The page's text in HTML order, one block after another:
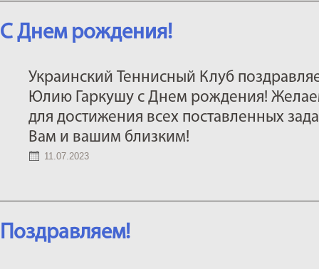
С Днем рождения!
Украинский Теннисный Клуб
Юлию Гаркушу с Днем рождения!
для достижения всех поставленных
Вам и вашим близким!
11.07.2023
Поздравляем!